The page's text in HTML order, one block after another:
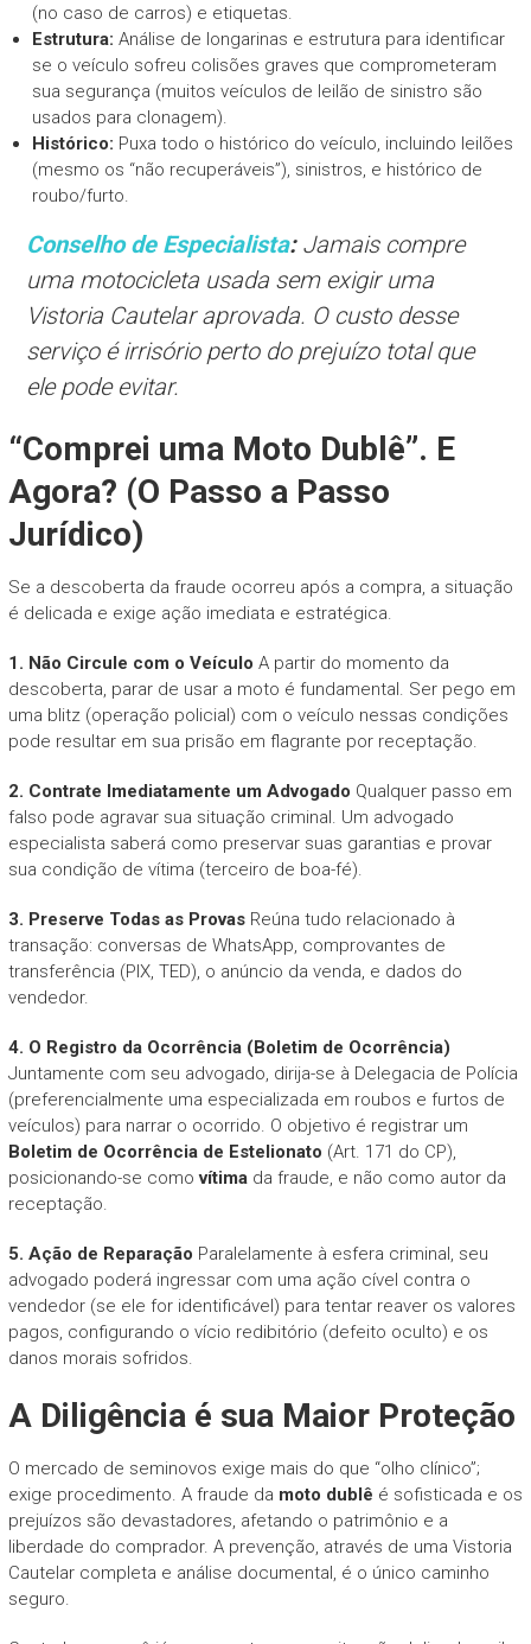
(no caso de carros) e etiquetas.
Estrutura: Análise de longarinas e estrutura para identificar
se o veículo sofreu colisões graves que comprometeram
sua segurança (muitos veículos de leilão de sinistro são
usados para clonagem).
Histórico: Puxa todo o histórico do veículo, incluindo leilões
(mesmo os “não recuperáveis”), sinistros, e histórico de
roubo/furto.
Conselho de Especialista:Jamais compre
uma motocicleta usada sem exigir uma
Vistoria Cautelar aprovada. O custo desse
serviço é irrisório perto do prejuízo total que
ele pode evitar.
“Comprei uma Moto Dublê”. E
Agora? (O Passo a Passo
Jurídico)
Se a descoberta da fraude ocorreu após a compra, a situação
é delicada e exige ação imediata e estratégica.
1. Não Circule com o Veículo A partir do momento da
descoberta, parar de usar a moto é fundamental. Ser pego em
uma blitz (operação policial) com o veículo nessas condições
pode resultar em sua prisão em flagrante por receptação.
2. Contrate Imediatamente um Advogado Qualquer passo em
falso pode agravar sua situação criminal. Um advogado
especialista saberá como preservar suas garantias e provar
sua condição de vítima (terceiro de boa-fé).
3. Preserve Todas as ProvasReúna tudo relacionado à
transação: conversas de WhatsApp, comprovantes de
transferência (PIX, TED), o anúncio da venda, e dados do
vendedor.
4. O Registro da Ocorrência (Boletim de Ocorrência)
Juntamente com seu advogado, dirija-se à Delegacia de Polícia
(preferencialmente uma especializada em roubos e furtos de
veículos) para narrar o ocorrido. O objetivo é registrar um
Boletim de Ocorrência de Estelionato (Art. 171 do CP),
posicionando-se comovítimada fraude, e não como autor da
receptação.
5. Ação de Reparação Paralelamente à esfera criminal, seu
advogado poderá ingressar com uma ação cível contra o
vendedor (se ele for identificável) para tentar reaver os valores
pagos, configurando o vício redibitório (defeito oculto) e os
danos morais sofridos.
A Diligência é sua Maior Proteção
O mercado de seminovos exige mais do que “olho clínico”;
exige procedimento. A fraude da moto dublê é sofisticada e os
prejuízos são devastadores, afetando o patrimônio e a
liberdade do comprador. A prevenção, através de uma Vistoria
Cautelar completa e análise documental, é o único caminho
seguro.